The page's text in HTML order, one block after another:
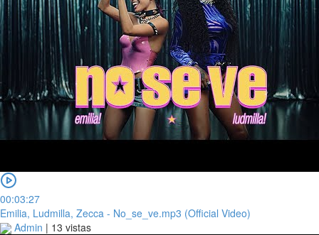
00:03:27
Emilia, Ludmilla, Zecca - No_se_ve.mp3 (Official Video)
Admin | 13 vistas